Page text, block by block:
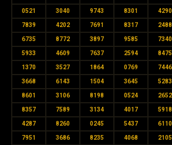
0521 3040 9743 8301 4290
7839 4202 7691 8317 2488
6735 8772 3897 9585 7340
5933 4609 7637 2594 8475
1370 3527 1864 0769 7446
3668 6143 1504 3645 5283
8601 3106 8198 0524 2652
8357 7589 3134 4017 5918
4287 8260 0245 5437 6110
7951 3686 8235 4068 2105